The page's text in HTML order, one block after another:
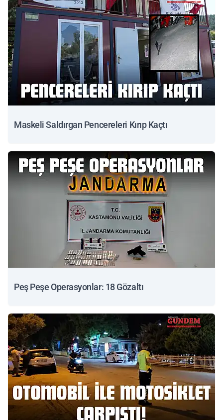
Maskeli Saldırgan Pencereleri Kırıp Kaçtı
Peş Peşe Operasyonlar: 18 Gözaltı